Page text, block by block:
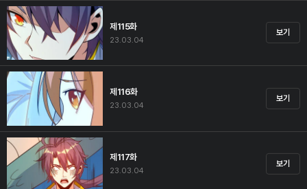
제115화
23.03.04
보기
제116화
23.03.04
보기
제117화
23.03.04
보기